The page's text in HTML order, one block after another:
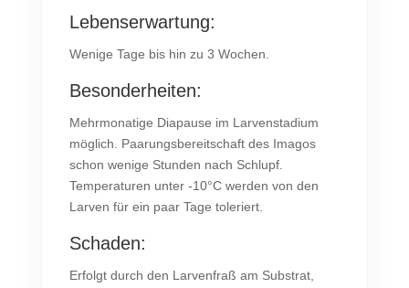
Lebenserwartung:
Wenige Tage bis hin zu 3 Wochen.
Besonderheiten:
Mehrmonatige Diapause im Larvenstadium
möglich. Paarungsbereitschaft des Imagos
schon wenige Stunden nach Schlupf.
Temperaturen unter -10°C werden von den
Larven für ein paar Tage toleriert.
Schaden:
Erfolgt durch den Larvenfraß am Substrat,